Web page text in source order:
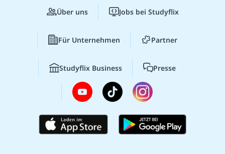
Über uns Jobs bei Studyflix
Für Unternehmen Partner
Studyflix Business Presse